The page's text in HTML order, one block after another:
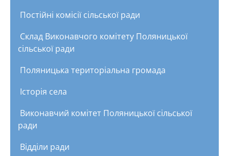
Постійні комісії сільської ради
Склад Виконавчого комітету Поляницької
сільської ради
Поляницька територіальна громада
Історія села
Виконавчий комітет Поляницької сільської
ради
Відділи ради